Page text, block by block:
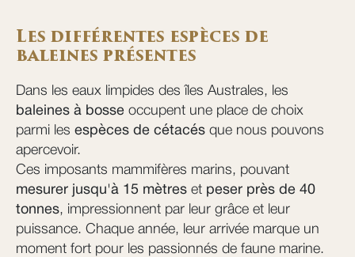
Les différentes espèces de
baleines présentes
Dans les eaux limpides des îles Australes, les
baleines à bosse occupent une place de choix
parmi les espèces de cétacés que nous pouvons
apercevoir.
Ces imposants mammifères marins, pouvant
mesurer jusqu'à 15 mètres et peser près de 40
tonnes, impressionnent par leur grâce et leur
puissance. Chaque année, leur arrivée marque un
moment fort pour les passionnés de faune marine.